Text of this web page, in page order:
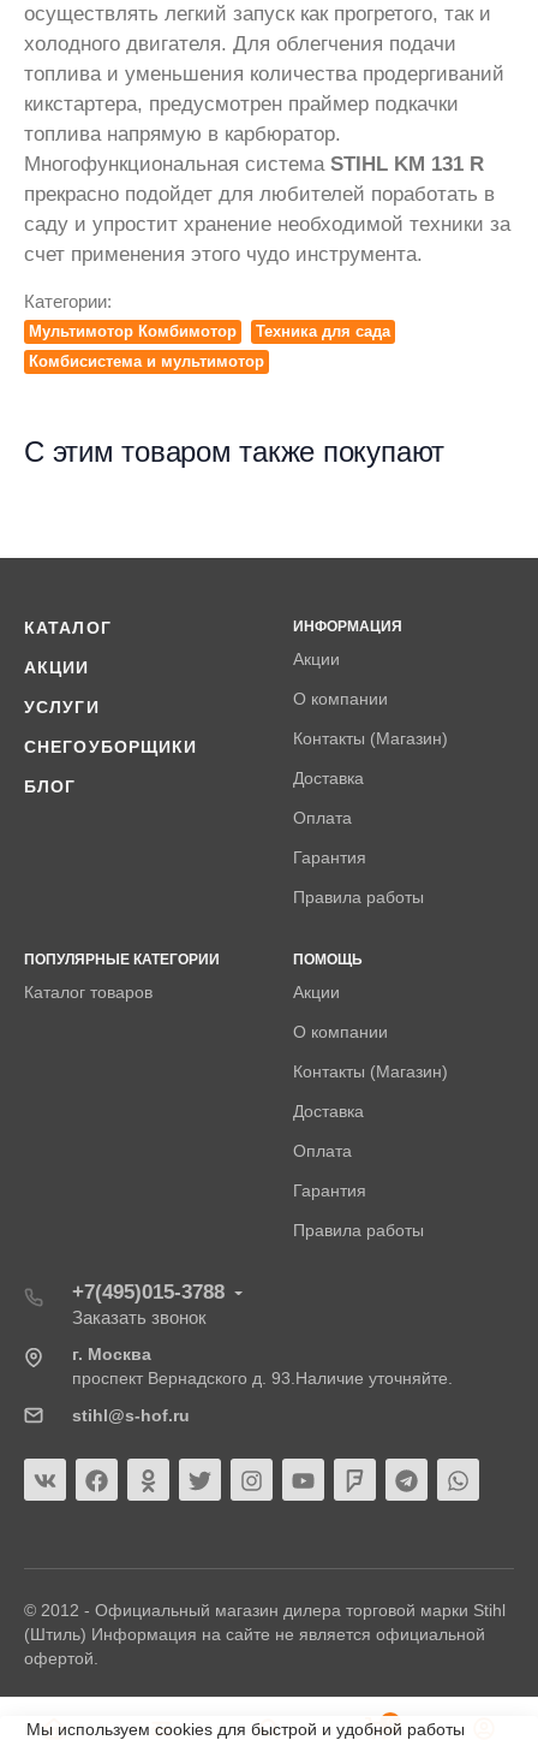
осуществлять легкий запуск как прогретого, так и
холодного двигателя. Для облегчения подачи
топлива и уменьшения количества продергиваний
кикстартера, предусмотрен праймер подкачки
топлива напрямую в карбюратор.
Многофункциональная система STIHL KM 131 R
прекрасно подойдет для любителей поработать в
саду и упростит хранение необходимой техники за
счет применения этого чудо инструмента.
Категории:
Мультимотор Комбимотор
Техника для сада
Комбисистема и мультимотор
С этим товаром также покупают
КАТАЛОГ
АКЦИИ
УСЛУГИ
СНЕГОУБОРЩИКИ
БЛОГ
ИНФОРМАЦИЯ
Акции
О компании
Контакты (Магазин)
Доставка
Оплата
Гарантия
Правила работы
ПОПУЛЯРНЫЕ КАТЕГОРИИ
Каталог товаров
ПОМОЩЬ
Акции
О компании
Контакты (Магазин)
Доставка
Оплата
Гарантия
Правила работы
+7(495)015-3788
Заказать звонок
г. Москва
проспект Вернадского д. 93.Наличие уточняйте.
stihl@s-hof.ru
© 2012 - Официальный магазин дилера торговой марки Stihl
(Штиль) Информация на сайте не является официальной
офертой.
Мы используем cookies для быстрой и удобной работы